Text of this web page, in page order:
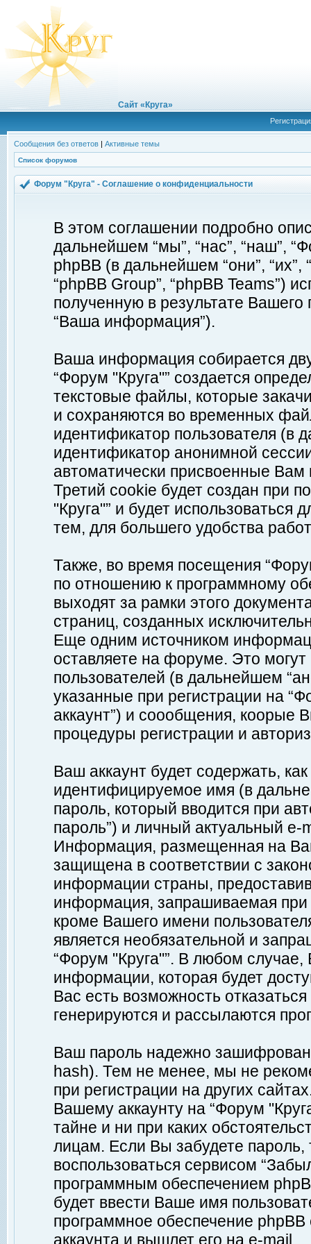
Сайт «Круга»
Сообщения без ответов | Активные темы
Список форумов
Форум "Круга" - Соглашение о конфиденциальности
В этом соглашении подробно
дальнейшем “мы”, “нас”, “наш”,
phpBB (в дальнейшем “они”, “их”,
“phpBB Group”, “phpBB Teams”)
полученную в результате
“Ваша информация”).
Ваша информация собирается
“Форум "Круга"” создается
текстовые файлы, которые
и сохраняются во временных
идентификатор пользователя (в
идентификатор анонимной
автоматически присвоенные
Третий cookie будет создан при
"Круга"” и будет
тем, для большего удобства
Также, во время посещения
по отношению к программному
выходят за рамки этого
страниц, созданных
Еще одним источником
оставляете на форуме. Это
пользователей (в дальнейшем
указанные при регистрации на
аккаунт”) и соообщения, коорые
процедуры регистрации и
Ваш аккаунт будет содержать,
идентифицируемое имя (в
пароль, который вводится при
пароль”) и личный актуальный
Информация, размещенная на
защищена в соответствии с
информации страны,
информация, запрашиваемая при
кроме Вашего имени
является необязательной и
“Форум "Круга"”. В любом
информации, которая будет
Вас есть возможность
генерируются и рассылаются
Ваш пароль надежно
hash). Тем не менее, мы не
при регистрации на других
Вашему аккаунту на “Форум
тайне и ни при каких
лицам. Если Вы забудете пароль,
воспользоваться сервисом
программным обеспечением
будет ввести Ваше имя
программное обеспечение
аккаунта и вышлет его на e-mail.